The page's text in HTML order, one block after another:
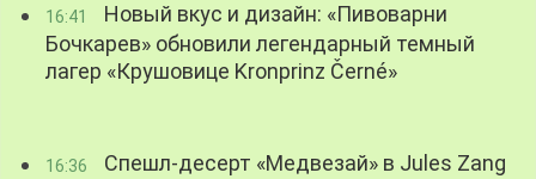
16:41
Новый вкус и дизайн: «Пивоварни
Бочкарев» обновили легендарный темный
лагер «Крушовице Kronprinz Černé»
16:36 Спешл-десерт «Медвезай» в Jules Zang